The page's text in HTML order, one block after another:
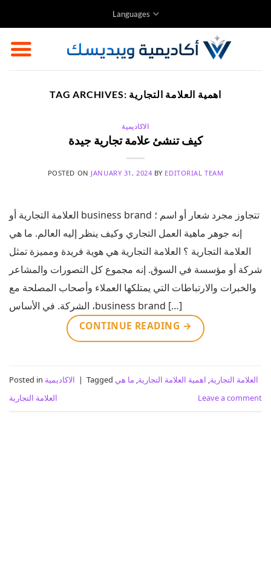
to
content
Languages
TAG ARCHIVES: اهمية العلامة التجارية
الاكاديمية
كيف تنشئ علامة تجارية جيدة
POSTED ON JANUARY 31, 2024 BY EDITORIAL TEAM
العلامة التجارية أو business brand تتجاوز مجرد شعار أو اسم ؛
إنه جوهر ماهية العمل التجاري وكيف ينظر إليه العالم. ما هي
العلامة التجارية ؟ العلامة التجارية هي هوية فريدة ومميزة تمثل
شركة أو مؤسسة في السوق. إنه مجموع كل التصورات والمشاعر
والخبرات والارتباطات التي يمتلكها العملاء وأصحاب المصلحة مع
الشركة. في الأساس ،business brand […]
CONTINUE READING →
Posted in الاكاديمية | Tagged العلامة التجارية اهمية العلامة التجارية ما هي
العلامة التجارية
Leave a comment